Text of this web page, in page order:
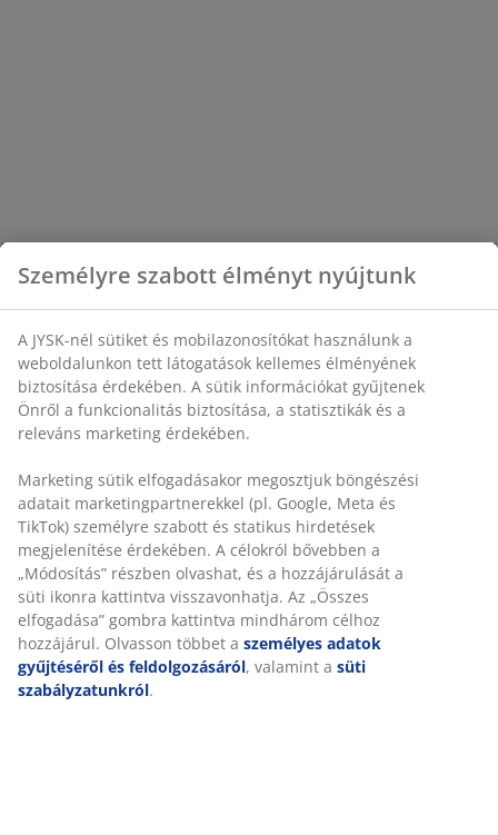
Személyre szabott élményt nyújtunk
A JYSK-nél sütiket és mobilazonosítókat használunk a
weboldalunkon tett látogatások kellemes élményének
biztosítása érdekében. A sütik információkat gyűjtenek
Önről a funkcionalitás biztosítása, a statisztikák és a
releváns marketing érdekében.
Marketing sütik elfogadásakor megosztjuk böngészési
adatait marketingpartnerekkel (pl. Google, Meta és
TikTok) személyre szabott és statikus hirdetések
megjelenítése érdekében. A célokról bővebben a
„Módosítás” részben olvashat, és a hozzájárulását a
süti ikonra kattintva visszavonhatja. Az „Összes
elfogadása” gombra kattintva mindhárom célhoz
hozzájárul. Olvasson többet a személyes adatok
gyűjtéséről és feldolgozásáról, valamint a süti
szabályzatunkról.